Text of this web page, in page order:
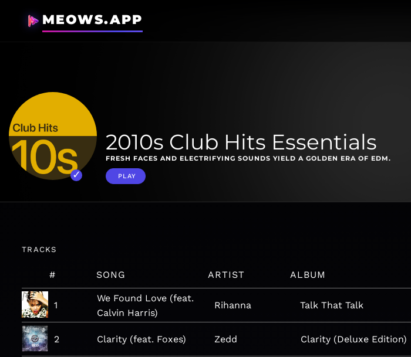
MEOWS.APP
2010s Club Hits Essentials
FRESH FACES AND ELECTRIFYING SOUNDS YIELD A GOLDEN ERA OF EDM.
PLAY
TRACKS
# SONG ARTIST ALBUM
1
We Found Love (feat.
Calvin Harris)
Rihanna Talk That Talk
2 Clarity (feat. Foxes) Zedd Clarity (Deluxe Edition)